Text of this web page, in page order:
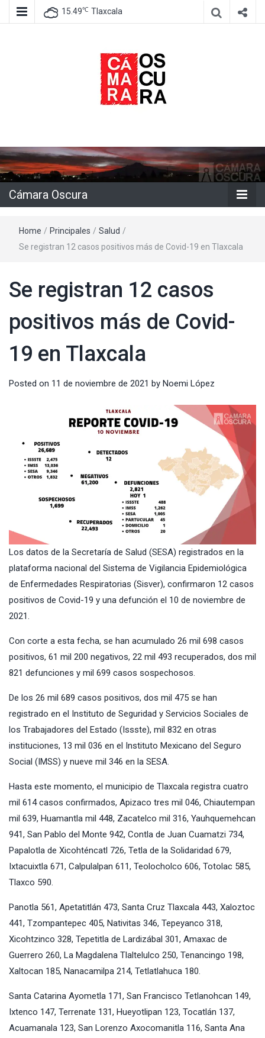
15.49℃ Tlaxcala
Cámara
Oscura
Cámara Oscura
Home / Principales / Salud /
Se registran 12 casos positivos más de Covid-19 en Tlaxcala
Se registran 12 casos
positivos más de Covid-
19 en Tlaxcala
Posted on 11 de noviembre de 2021 by Noemi López
Los datos de la Secretaría de Salud (SESA) registrados en la
plataforma nacional del Sistema de Vigilancia Epidemiológica
de Enfermedades Respiratorias (Sisver), confirmaron 12 casos
positivos de Covid-19 y una defunción el 10 de noviembre de
2021.
Con corte a esta fecha, se han acumulado 26 mil 698 casos
positivos, 61 mil 200 negativos, 22 mil 493 recuperados, dos mil
821 defunciones y mil 699 casos sospechosos.
De los 26 mil 689 casos positivos, dos mil 475 se han
registrado en el Instituto de Seguridad y Servicios Sociales de
los Trabajadores del Estado (Issste), mil 832 en otras
instituciones, 13 mil 036 en el Instituto Mexicano del Seguro
Social (IMSS) y nueve mil 346 en la SESA.
Hasta este momento, el municipio de Tlaxcala registra cuatro
mil 614 casos confirmados, Apizaco tres mil 046, Chiautempan
mil 639, Huamantla mil 448, Zacatelco mil 316, Yauhquemehcan
941, San Pablo del Monte 942, Contla de Juan Cuamatzi 734,
Papalotla de Xicohténcatl 726, Tetla de la Solidaridad 679,
Ixtacuixtla 671, Calpulalpan 611, Teolocholco 606, Totolac 585,
Tlaxco 590.
Panotla 561, Apetatitlán 473, Santa Cruz Tlaxcala 443, Xaloztoc
441, Tzompantepec 405, Nativitas 346, Tepeyanco 318,
Xicohtzinco 328, Tepetitla de Lardizábal 301, Amaxac de
Guerrero 260, La Magdalena Tlaltelulco 250, Tenancingo 198,
Xaltocan 185, Nanacamilpa 214, Tetlatlahuca 180.
Santa Catarina Ayometla 171, San Francisco Tetlanohcan 149,
Ixtenco 147, Terrenate 131, Hueyotlipan 123, Tocatlán 137,
Acuamanala 123, San Lorenzo Axocomanitla 116, Santa Ana